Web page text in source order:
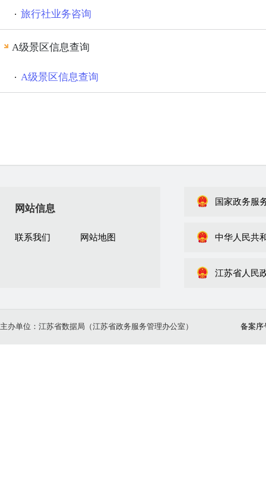
旅行社业务咨询
A级景区信息查询
A级景区信息查询
网站信息
联系我们 网站地图
国家政务服
中华人民共
江苏省人民
主办单位：江苏省数据局（江苏省政务服务管理办公室） 备案序